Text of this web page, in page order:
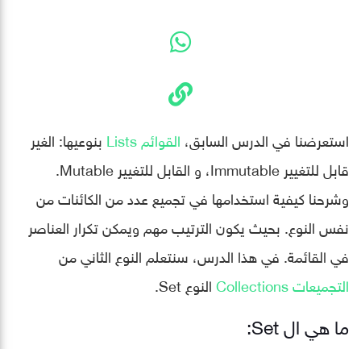
استعرضنا في الدرس السابق، القوائم Lists
بنوعيها: الغير
قابل للتغيير Immutable، و القابل للتغيير Mutable.
وشرحنا كيفية استخدامها في تجميع عدد من الكائنات من
نفس النوع. بحيث يكون الترتيب مهم ويمكن تكرار العناصر
في القائمة. في هذا الدرس، سنتعلم النوع الثاني من
التجميعات Collections
النوع Set.
ما هي ال Set: